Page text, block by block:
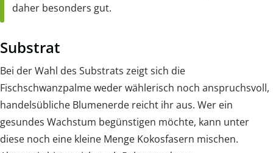
daher besonders gut.
Substrat
Bei der Wahl des Substrats zeigt sich die
Fischschwanzpalme weder wählerisch noch anspruchsvoll,
handelsübliche Blumenerde reicht ihr aus. Wer ein
gesundes Wachstum begünstigen möchte, kann unter
diese noch eine kleine Menge Kokosfasern mischen.